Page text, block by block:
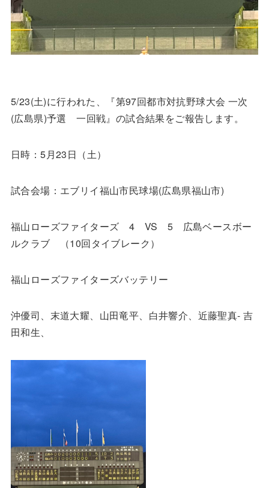
5/23(土)に行われた、『第97回都市対抗野球大会 一次
(広島県)予選 一回戦』の試合結果をご報告します。
日時：5月23日（土）
試合会場： エブリイ福山市民球場(広島県福山市)
福山ローズファイターズ 4 VS 5 広島ベースボー
ルクラブ （10回タイブレーク）
福山ローズファイターズバッテリー
沖優司、末道大耀、山田竜平、白井響介、近藤聖真‐ 吉
田和生、